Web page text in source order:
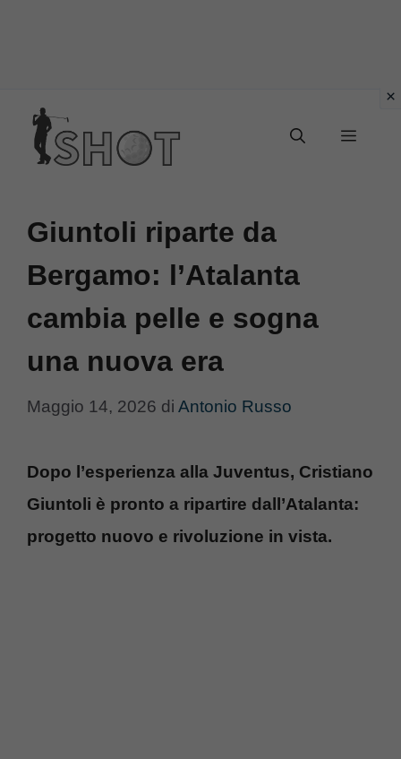
contenuto
Menu
Giuntoli riparte da
Bergamo: l’Atalanta
cambia pelle e sogna
una nuova era
Maggio 14, 2026 di Antonio Russo
Dopo l’esperienza alla Juventus, Cristiano
Giuntoli è pronto a ripartire dall’Atalanta:
progetto nuovo e rivoluzione in vista.